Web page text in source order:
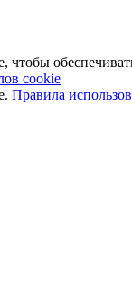
cookie
Правила